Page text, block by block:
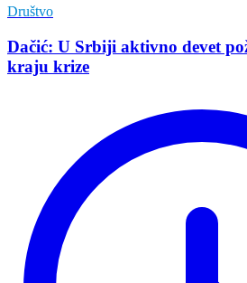
Društvo
Dačić: U Srbiji aktivno devet
kraju krize